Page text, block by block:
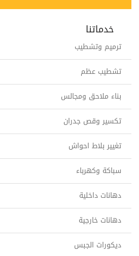
خدماتنا
ترميم وتشطيب
تشطيب عظم
بناء ملاحق ومجالس
تكسير وقص جدران
تغيير بلاط احواش
سباكة وكهرباء
دهانات داخلية
دهانات خارجية
ديكورات الجبس